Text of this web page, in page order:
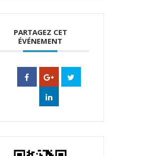
PARTAGEZ CET
ÉVÉNEMENT